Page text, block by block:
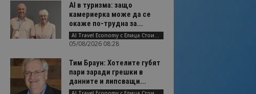
AI в туризма: защо
камериерка може да се
окаже по-трудна за...
AI Travel Economy с Елица Стоилова
05/08/2026 08:28
Тим Браун: Хотелите губят
пари заради грешки в
данните и липсващи...